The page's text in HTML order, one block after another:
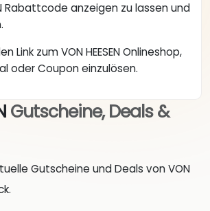
Rabattcode anzeigen zu lassen und
Link zum VON HEESEN Onlineshop,
oder Coupon einzulösen.
Gutscheine, Deals &
Gutscheine und Deals von VON